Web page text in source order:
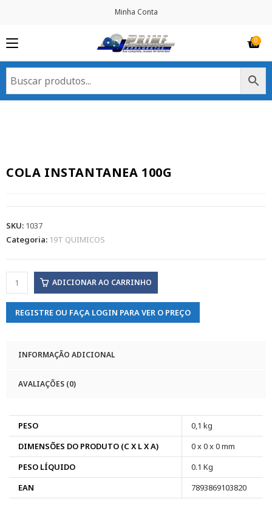
Minha Conta
COLA INSTANTANEA 100G
SKU: 1037
Categoria: 19T QUIMICOS
ADICIONAR AO CARRINHO
REGISTRE OU FAÇA LOGIN PARA VER O PREÇO
INFORMAÇÃO ADICIONAL
AVALIAÇÕES (0)
PESO
0,1 kg
DIMENSÕES DO PRODUTO (C X L X A)
0 x 0 x 0 mm
PESO LÍQUIDO
0.1 Kg
EAN
7893869103820